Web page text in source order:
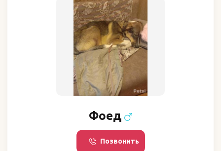
Фоед
Позвонить